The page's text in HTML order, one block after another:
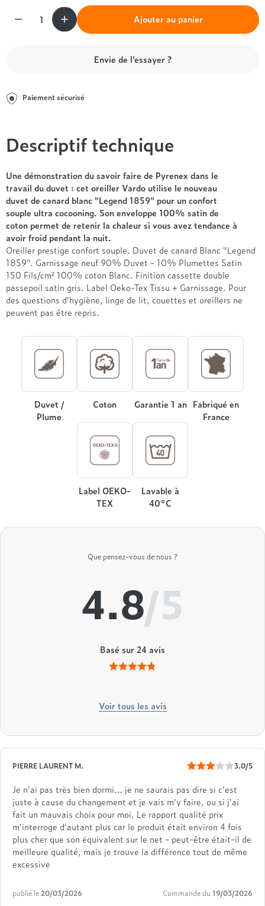
- de 1000€
Entre 1000 et 1500€
Alpen
Epeda
Ergotherm
Grand Litier
Hotel & Lodge
Simmons
Styldecor
Technilat
Tempur
Treca
+ de 1500€
Nos sommiers par prix
Entre 1000 et 1500€
+ de 500€
+ de 1500€
Ajouter au panier
Envie de l’essayer ?
Paiement sécurisé
Descriptif technique
Une démonstration du savoir faire de Pyrenex dans le
travail du duvet : cet oreiller Vardo utilise le nouveau
duvet de canard blanc "Legend 1859" pour un confort
souple ultra cocooning. Son enveloppe 100% satin de
coton permet de retenir la chaleur si vous avez tendance à
avoir froid pendant la nuit.
Oreiller prestige confort souple. Duvet de canard Blanc "Legend
1859". Garnissage neuf 90% Duvet - 10% Plumettes Satin
150 Fils/cm² 100% coton Blanc. Finition cassette double
passepoil satin gris. Label Oeko-Tex Tissu + Garnissage. Pour
des questions d’hygiène, linge de lit, couettes et oreillers ne
peuvent pas être repris.
Duvet /
Plume
Coton Garantie 1 an Fabriqué en
France
Label OEKO-
TEX
Lavable à
40°C
Que pensez-vous de nous ?
4.8/5
Basé sur24 avis
Voir tous les avis
PIERRE LAURENT M. 3.0/5
Je n'ai pas très bien dormi… je ne saurais pas dire si c'est
juste à cause du changement et je vais m'y faire, ou si j'ai
fait un mauvais choix pour moi. Le rapport qualité prix
m'interroge d'autant plus car le produit était environ 4 fois
plus cher que son équivalent sur le net - peut-être était-il de
meilleure qualité, mais je trouve la différence tout de même
excessive
publié le20/03/2026 Commande du 19/03/2026